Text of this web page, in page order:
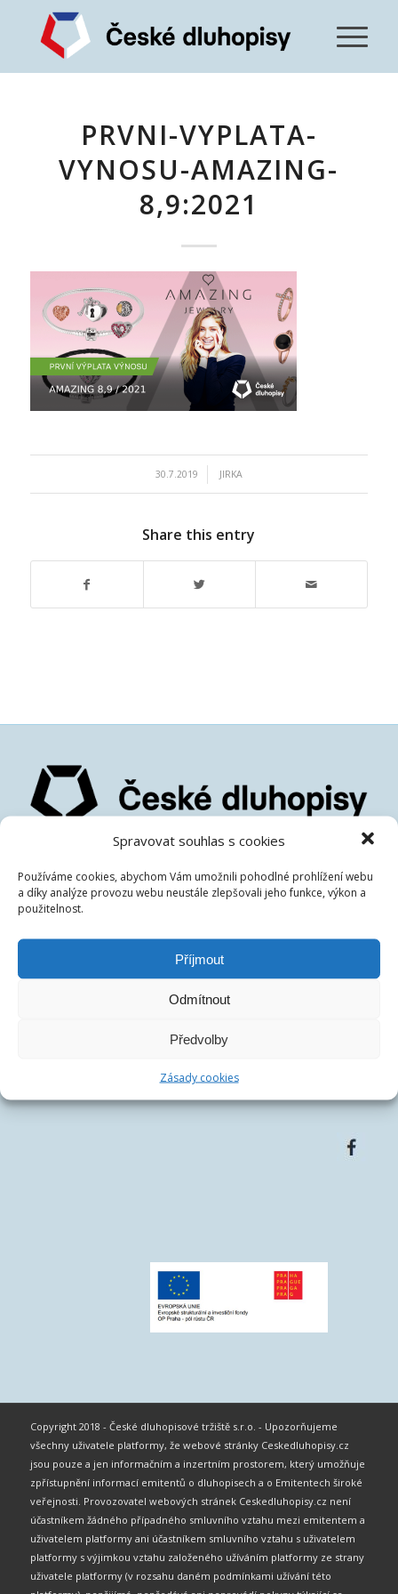
Spravovat souhlas s cookies
Používáme cookies, abychom Vám umožnili pohodlné prohlížení webu
a díky analýze provozu webu neustále zlepšovali jeho funkce, výkon a
použitelnost.
Příjmout
Odmítnout
Předvolby
Zásady cookies
PRVNI-VYPLATA-
VYNOSU-AMAZING-
8,9:2021
30.7.2019 JIRKA
Share this entry
IČ:07486278
DIČ:CZ07486278
Centrála společnosti:
Telefon:+420 770 163 226
Copyright 2018 - České dluhopisové tržiště s.r.o. - Upozorňujeme
všechny uživatele platformy, že webové stránky Ceskedluhopisy.cz
jsou pouze a jen informačním a inzertním prostorem, který umožňuje
zpřístupnění informací emitentů o dluhopisech a o Emitentech široké
veřejnosti. Provozovatel webových stránek Ceskedluhopisy.cz není
účastníkem žádného případného smluvního vztahu mezi emitentem a
uživatelem platformy ani účastníkem smluvního vztahu s uživatelem
platformy s výjimkou vztahu založeného užíváním platformy ze strany
uživatele platformy (v rozsahu daném podmínkami užívání této